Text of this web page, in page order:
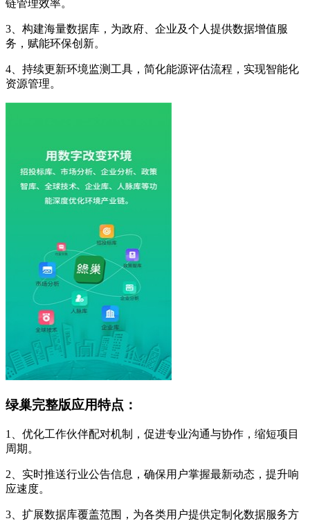
链管理效率。
3、构建海量数据库，为政府、企业及个人提供数据增值服
务，赋能环保创新。
4、持续更新环境监测工具，简化能源评估流程，实现智能化
资源管理。
绿巢完整版应用特点：
1、优化工作伙伴配对机制，促进专业沟通与协作，缩短项目
周期。
2、实时推送行业公告信息，确保用户掌握最新动态，提升响
应速度。
3、扩展数据库覆盖范围，为各类用户提供定制化数据服务方